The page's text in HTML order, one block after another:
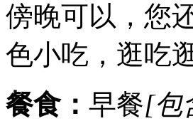
傍晚可以，您
色小吃，逛吃
餐食： 早餐[包